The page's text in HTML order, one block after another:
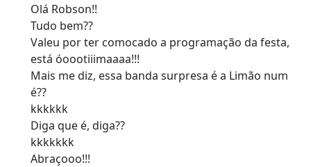
Olá Robson!!
Tudo bem??
Valeu por ter comocado a programação da festa,
está óoootiiimaaaa!!!
Mais me diz, essa banda surpresa é a Limão num
é??
kkkkkk
Diga que é, diga??
kkkkkkk
Abraçooo!!!